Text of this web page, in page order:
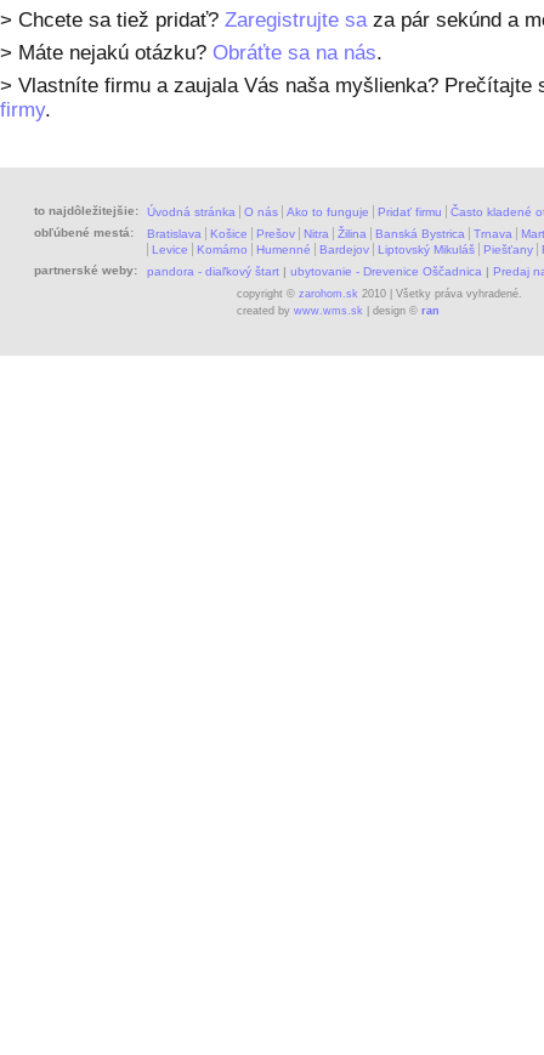
> Chcete sa tiež pridať? Zaregistrujte saza pár sekúnd a
> Máte nejakú otázku? Obráťte sa na nás.
> Vlastníte firmu a zaujala Vás naša myšlienka?
firmy.
to najdôležitejšie: Úvodná stránka O nás Ako to funguje Pridať firmu
Často kladené
obľúbené mestá:
Bratislava Košice Prešov Nitra Žilina Banská Bystrica Trnava
Levice
Komárno Humenné Bardejov Liptovský Mikuláš Piešťany
partnerské weby:
pandora - diaľkový štart | ubytovanie - Drevenice Oščadnica | Predaj
copyright © zarohom.sk 2010 | Všetky práva vyhradené.
created by www.wms.sk | design © ran